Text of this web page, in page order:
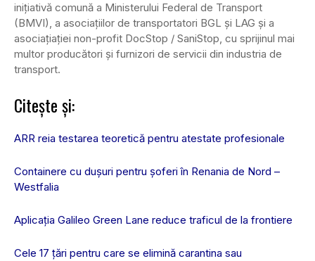
inițiativă comună a Ministerului Federal de Transport
(BMVI), a asociațiilor de transportatori BGL și LAG și a
asociațiației non-profit DocStop / SaniStop, cu sprijinul mai
multor producători și furnizori de servicii din industria de
transport.
Citește și:
ARR reia testarea teoretică pentru atestate profesionale
Containere cu dușuri pentru șoferi în Renania de Nord –
Westfalia
Aplicația Galileo Green Lane reduce traficul de la frontiere
Cele 17 țări pentru care se elimină carantina sau